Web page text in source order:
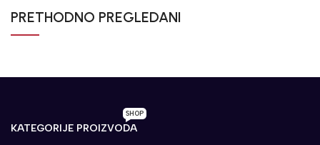
PRETHODNO PREGLEDANI
KATEGORIJE PROIZVODA
SHOP